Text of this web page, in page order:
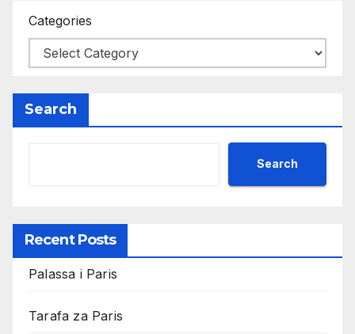
Categories
Search
Search
Recent Posts
Palassa i Paris
Tarafa za Paris